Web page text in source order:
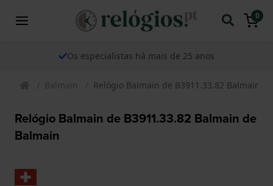
0
Os especialistas há mais de 25 anos
Balmain Relógio Balmain de B3911.33.82 Balmain
Relógio Balmain de B3911.33.82 Balmain de
Balmain